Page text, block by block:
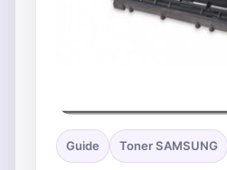
Guide Toner SAMSUNG